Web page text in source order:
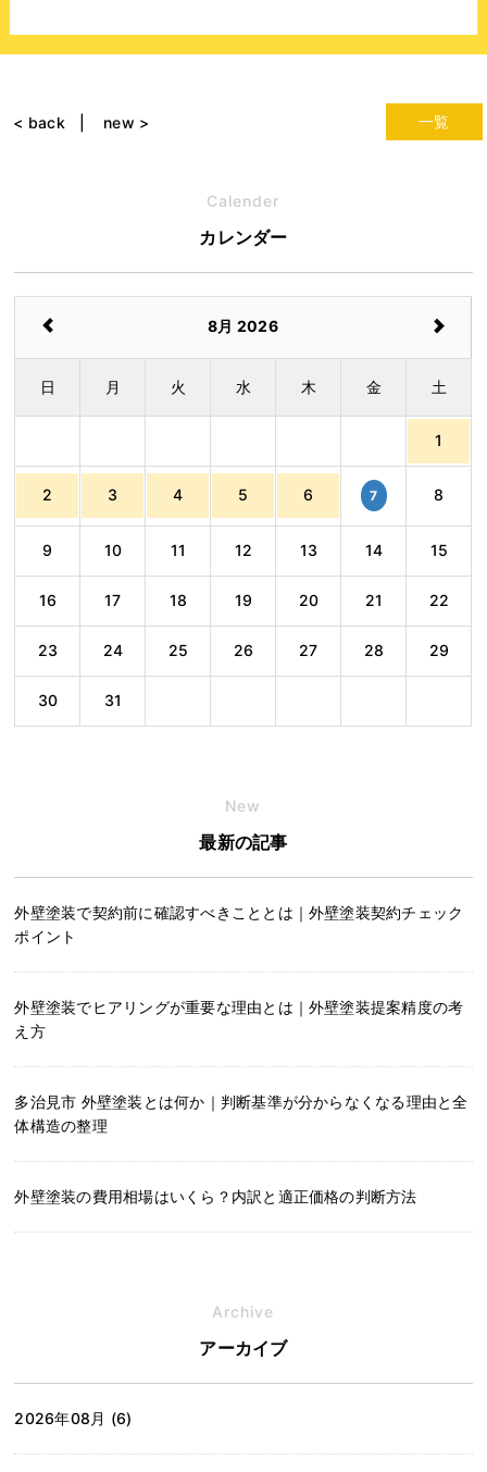
一覧
< back new >
Calender
カレンダー
8月 2026
日 月 火 水 木 金 土
1
2 3 4 5 6 7 8
9 10 11 12 13 14 15
16 17 18 19 20 21 22
23 24 25 26 27 28 29
30 31
New
最新の記事
外壁塗装で契約前に確認すべきこととは｜外壁塗装契約チェック
ポイント
外壁塗装でヒアリングが重要な理由とは｜外壁塗装提案精度の考
え方
多治見市 外壁塗装とは何か｜判断基準が分からなくなる理由と全
体構造の整理
外壁塗装の費用相場はいくら？内訳と適正価格の判断方法
Archive
アーカイブ
2026年08月 (6)